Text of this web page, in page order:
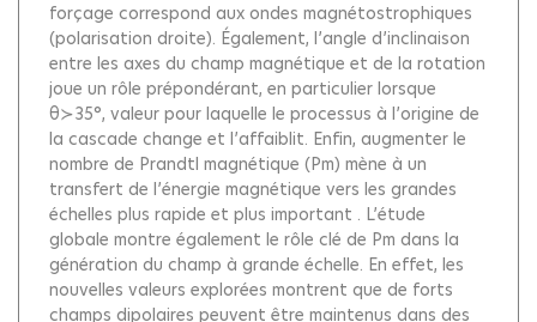
forçage correspond aux ondes magnétostrophiques
(polarisation droite). Également, l’angle d’inclinaison
entre les axes du champ magnétique et de la rotation
joue un rôle prépondérant, en particulier lorsque
θ≻35°, valeur pour laquelle le processus à l’origine de
la cascade change et l’affaiblit. Enfin, augmenter le
nombre de Prandtl magnétique (Pm) mène à un
transfert de l’énergie magnétique vers les grandes
échelles plus rapide et plus important . L’étude
globale montre également le rôle clé de Pm dans la
génération du champ à grande échelle. En effet, les
nouvelles valeurs explorées montrent que de forts
champs dipolaires peuvent être maintenus dans des